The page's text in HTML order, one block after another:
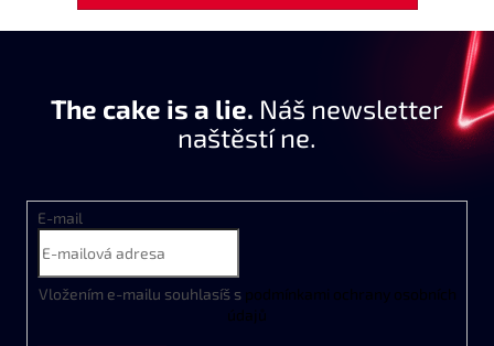
The cake is a lie. Náš newsletter
naštěstí ne.
E-mail
Vložením e-mailu souhlasíš s podmínkami ochrany osobních
údajů